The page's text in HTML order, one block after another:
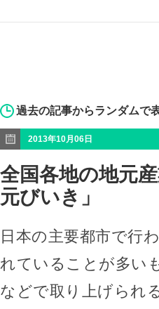
過去の記事からランダムで
2013年10月06日
全国各地の地元
元びいき」
日本の主要都市で行
れていることが多い
などで取り上げられ